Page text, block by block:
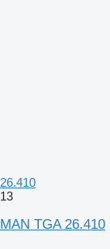
26.410
13
MAN TGA 26.410